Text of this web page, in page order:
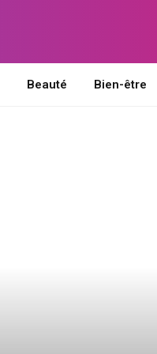
Beauté Bien-être